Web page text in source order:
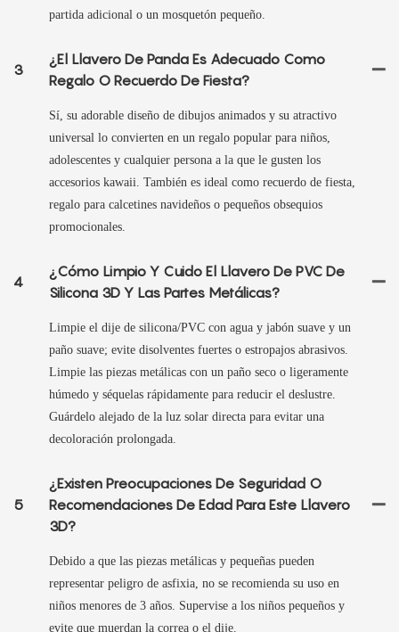
partida adicional o un mosquetón pequeño.
3
¿El Llavero De Panda Es Adecuado Como
Regalo O Recuerdo De Fiesta?
Sí, su adorable diseño de dibujos animados y su atractivo
universal lo convierten en un regalo popular para niños,
adolescentes y cualquier persona a la que le gusten los
accesorios kawaii. También es ideal como recuerdo de fiesta,
regalo para calcetines navideños o pequeños obsequios
promocionales.
4
¿Cómo Limpio Y Cuido El Llavero De PVC De
Silicona 3D Y Las Partes Metálicas?
Limpie el dije de silicona/PVC con agua y jabón suave y un
paño suave; evite disolventes fuertes o estropajos abrasivos.
Limpie las piezas metálicas con un paño seco o ligeramente
húmedo y séquelas rápidamente para reducir el deslustre.
Guárdelo alejado de la luz solar directa para evitar una
decoloración prolongada.
5
¿Existen Preocupaciones De Seguridad O
Recomendaciones De Edad Para Este Llavero
3D?
Debido a que las piezas metálicas y pequeñas pueden
representar peligro de asfixia, no se recomienda su uso en
niños menores de 3 años. Supervise a los niños pequeños y
evite que muerdan la correa o el dije.